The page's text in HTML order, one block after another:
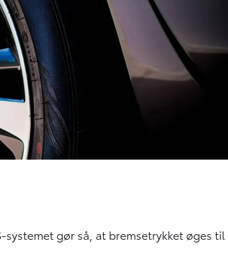
gør så, at bremsetrykket øges til